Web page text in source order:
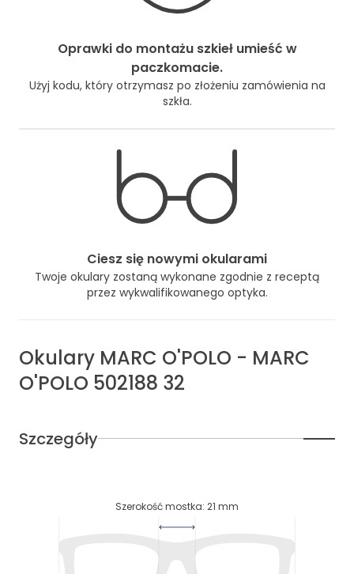
Oprawki do montażu szkieł umieść w
paczkomacie.
Użyj kodu, który otrzymasz po złożeniu zamówienia na
szkła.
Ciesz się nowymi okularami
Twoje okulary zostaną wykonane zgodnie z receptą
przez wykwalifikowanego optyka.
Okulary MARC O'POLO - MARC
O'POLO 502188 32
Szczegóły
Szerokość mostka: 21 mm